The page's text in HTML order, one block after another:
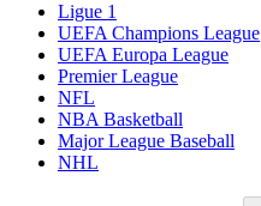
Ligue 1
UEFA Champions League
UEFA Europa League
Premier League
NFL
NBA Basketball
Major League Baseball
NHL